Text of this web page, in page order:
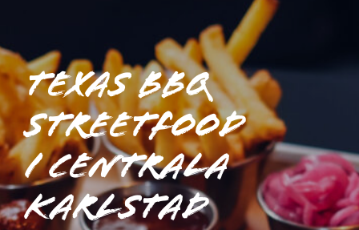
Texas BBQ
Streetfood
i centrala
karlstad